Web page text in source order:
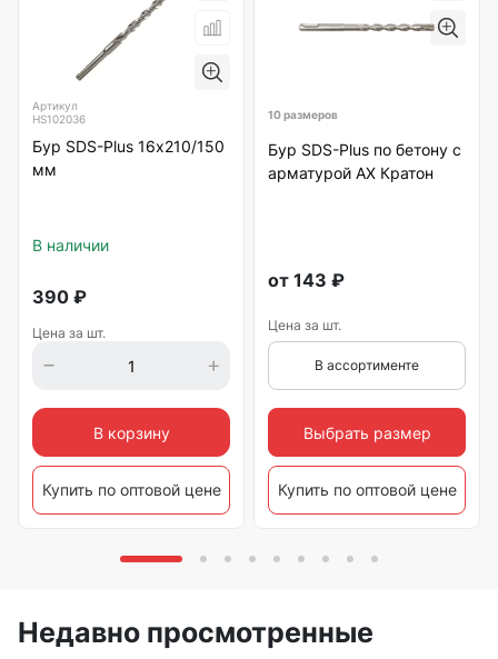
Артикул
HS102036
Бур SDS-Plus 16х210/150
мм
В наличии
390 ₽
Цена за шт.
В корзину
Купить по оптовой цене
10 размеров
Бур SDS-Plus по бетону с
арматурой АХ Кратон
от 143 ₽
Цена за шт.
В ассортименте
Выбрать размер
Купить по оптовой цене
Недавно просмотренные